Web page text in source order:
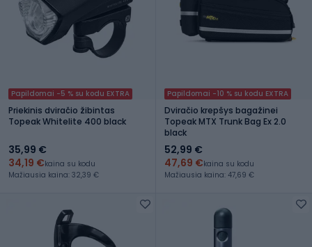
Papildomai -5 % su kodu EXTRA
Priekinis dviračio žibintas
Topeak Whitelite 400 black
35,99 €
34,19 €kaina su kodu
Mažiausia kaina: 32,39 €
Papildomai -10 % su kodu EXTRA
Dviračio krepšys bagažinei
Topeak MTX Trunk Bag Ex 2.0
black
52,99 €
47,69 €kaina su kodu
Mažiausia kaina: 47,69 €